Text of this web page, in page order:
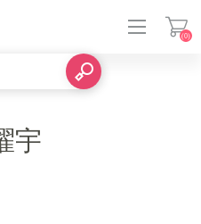
(0)
宇